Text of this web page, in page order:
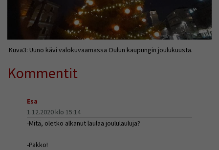
Kuva3: Uuno kävi valokuvaamassa Oulun kaupungin joulukuusta.
Kommentit
Esa
1.12.2020 klo 15:14
-Mitä, oletko alkanut laulaa joululauluja?
-Pakko!